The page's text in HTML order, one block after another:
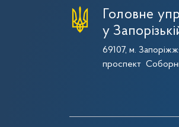
Головне
у
69107, м.
проспект